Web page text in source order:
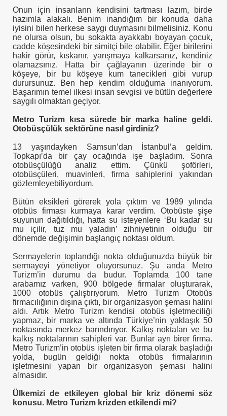
Onun için insanların kendisini tartması lazım, birde
hazımla alakalı. Benim inandığım bir konuda daha
iyisini bilen herkese saygı duymasını bilmelisiniz. Konu
ne olursa olsun, bu sokakta ayakkabı boyayan çocuk,
cadde köşesindeki bir simitçi bile olabilir. Eğer birilerini
hakir görür, kıskanır, yarışmaya kalkarsanız, kendiniz
olamazsınız. Hatta bir çağlayanın üzerinde bir o
köşeye, bir bu köşeye kum tanecikleri gibi vurup
durursunuz. Ben hep kendim olduğuma inanıyorum.
Başarımın temel ilkesi insan sevgisi ve bütün değerlere
saygılı olmaktan geçiyor.
Metro Turizm kısa sürede bir marka haline geldi.
Otobüsçülük sektörüne nasıl girdiniz?
13 yaşındayken Samsun’dan İstanbul’a geldim.
Topkapı’da bir çay ocağında işe başladım. Sonra
otobüsçülüğü analiz ettim. Çünkü şoförleri,
otobüsçüleri, muavinleri, firma sahiplerini yakından
gözlemleyebiliyordum.
Bütün eksikleri görerek yola çıktım ve 1989 yılında
otobüs firması kurmaya karar verdim. Otobüste şişe
suyunun dağıtıldığı, hatta su isteyenlere ‘Bu kadar su
mu içilir, tuz mu yaladın’ zihniyetinin olduğu bir
dönemde değişimin başlangıç noktası oldum.
Sermayelerin toplandığı nokta olduğunuzda büyük bir
sermayeyi yönetiyor oluyorsunuz. Şu anda Metro
Turizm’in durumu da budur. Toplamda 100 tane
arabamız varken, 900 bölgede firmalar oluşturarak,
1000 otobüs çalıştırıyorum. Metro Turizm Otobüs
firmacılığının dışına çıktı, bir organizasyon şeması halini
aldı. Artık Metro Turizm kendisi otobüs işletmeciliği
yapmaz, bir marka ve altında Türkiye’nin yaklaşık 50
noktasında merkez barındırıyor. Kalkış noktaları ve bu
kalkış noktalarının sahipleri var. Bunlar ayrı birer firma.
Metro Turizm’in otobüs işleten bir firma olarak başladığı
yolda, bugün geldiği nokta otobüs firmalarının
işletmesini yapan bir organizasyon şeması halini
almasıdır.
Ülkemizi de etkileyen global bir kriz dönemi söz
konusu. Metro Turizm krizden etkilendi mi?